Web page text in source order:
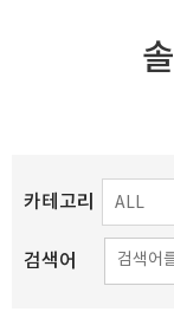
카테고리
검색어